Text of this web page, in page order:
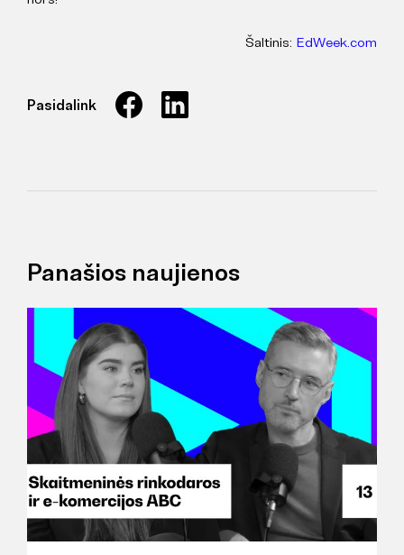
Šaltinis: EdWeek.com
Pasidalink
Panašios naujienos